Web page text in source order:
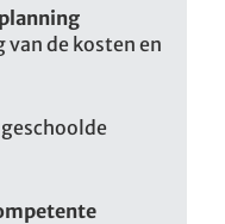
de kosten en